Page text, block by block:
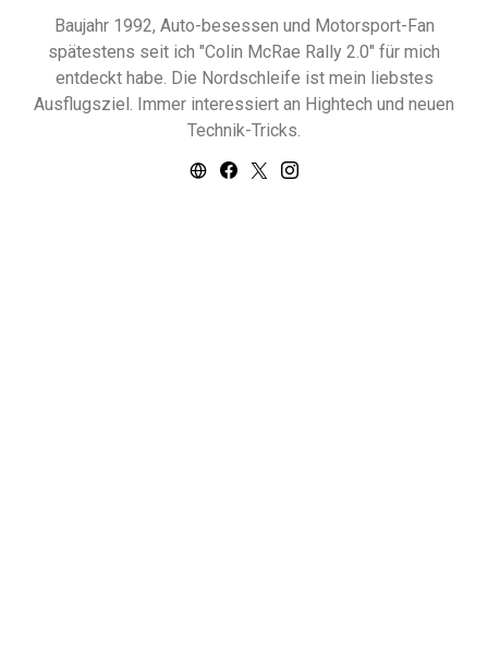
Baujahr 1992, Auto-besessen und Motorsport-Fan
spätestens seit ich "Colin McRae Rally 2.0" für mich
entdeckt habe. Die Nordschleife ist mein liebstes
Ausflugsziel. Immer interessiert an Hightech und neuen
Technik-Tricks.